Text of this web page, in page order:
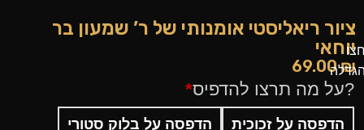
ציור ריאליסטי אומנותי של ר’ שמעון בר
יוחאי
69.00₪
?על מה תרצו להדפיס*
הדפסה על זכוכית הדפסה על בלוק סטורי